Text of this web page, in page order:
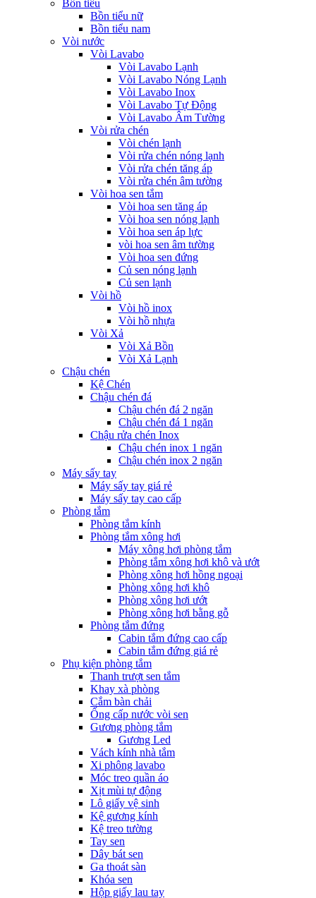
Bồn tiểu
Bồn tiểu nữ
Bồn tiểu nam
Vòi nước
Vòi Lavabo
Vòi Lavabo Lạnh
Vòi Lavabo Nóng Lạnh
Vòi Lavabo Inox
Vòi Lavabo Tự Động
Vòi Lavabo Âm Tường
Vòi rửa chén
Vòi chén lạnh
Vòi rửa chén nóng lạnh
Vòi rửa chén tăng áp
Vòi rửa chén âm tường
Vòi hoa sen tắm
Vòi hoa sen tăng áp
Vòi hoa sen nóng lạnh
Vòi hoa sen áp lực
vòi hoa sen âm tường
Vòi hoa sen đứng
Củ sen nóng lạnh
Củ sen lạnh
Vòi hồ
Vòi hồ inox
Vòi hồ nhựa
Vòi Xả
Vòi Xả Bồn
Vòi Xả Lạnh
Chậu chén
Kệ Chén
Chậu chén đá
Chậu chén đá 2 ngăn
Chậu chén đá 1 ngăn
Chậu rửa chén Inox
Chậu chén inox 1 ngăn
Chậu chén inox 2 ngăn
Máy sấy tay
Máy sấy tay giá rẻ
Máy sấy tay cao cấp
Phòng tắm
Phòng tắm kính
Phòng tắm xông hơi
Máy xông hơi phòng tắm
Phòng tắm xông hơi khô và ướt
Phòng xông hơi hồng ngoại
Phòng xông hơi khô
Phòng xông hơi ướt
Phòng xông hơi bằng gỗ
Phòng tắm đứng
Cabin tắm đứng cao cấp
Cabin tắm đứng giá rẻ
Phụ kiện phòng tắm
Thanh trượt sen tắm
Khay xà phòng
Cắm bàn chải
Ống cấp nước vòi sen
Gương phòng tắm
Gương Led
Vách kính nhà tắm
Xi phông lavabo
Móc treo quần áo
Xịt mùi tự động
Lô giấy vệ sinh
Kệ gương kính
Kệ treo tường
Tay sen
Dây bát sen
Ga thoát sàn
Khóa sen
Hộp giấy lau tay